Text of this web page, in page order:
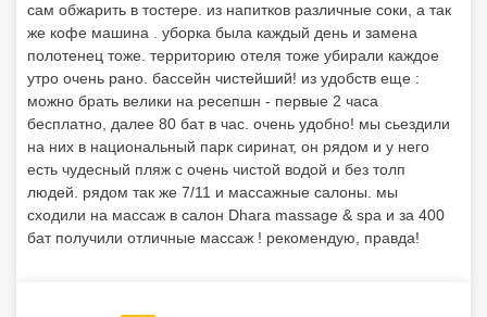
сам обжарить в тостере. из напитков различные соки, а так
же кофе машина . уборка была каждый день и замена
полотенец тоже. территорию отеля тоже убирали каждое
утро очень рано. бассейн чистейший! из удобств еще :
можно брать велики на ресепшн - первые 2 часа
бесплатно, далее 80 бат в час. очень удобно! мы сьездили
на них в национальный парк сиринат, он рядом и у него
есть чудесный пляж с очень чистой водой и без толп
людей. рядом так же 7/11 и массажные салоны. мы
сходили на массаж в салон Dhara massage & spa и за 400
бат получили отличные массаж ! рекомендую, правда!